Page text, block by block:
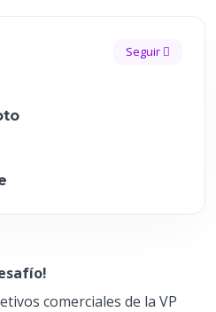
Seguir
comerciales de la VP